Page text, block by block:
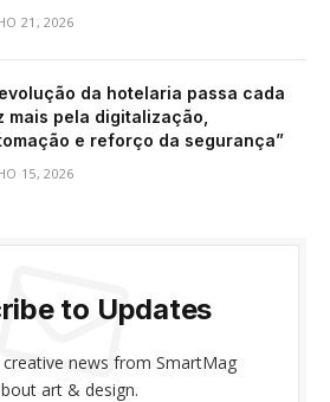
21, 2026
evolução da hotelaria passa cada
mais pela digitalização,
e reforço da segurança”
15, 2026
to Updates
news from SmartMag
art & design.